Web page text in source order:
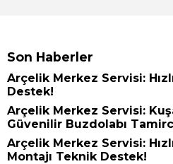
Son Haberler
Arçelik Merkez Servisi:
Destek!
Arçelik Merkez Servisi:
Güvenilir Buzdolabı
Arçelik Merkez Servisi:
Montajı Teknik Destek!